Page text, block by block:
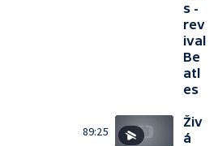
s -
rev
ival
Be
atl
es
89:25
Živ
á